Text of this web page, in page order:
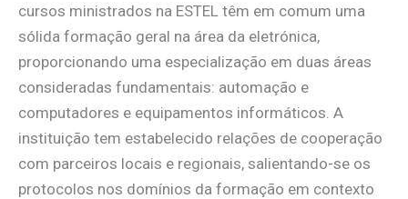
cursos ministrados na ESTEL têm em comum uma
sólida formação geral na área da eletrónica,
proporcionando uma especialização em duas áreas
consideradas fundamentais: automação e
computadores e equipamentos informáticos. A
instituição tem estabelecido relações de cooperação
com parceiros locais e regionais, salientando-se os
protocolos nos domínios da formação em contexto